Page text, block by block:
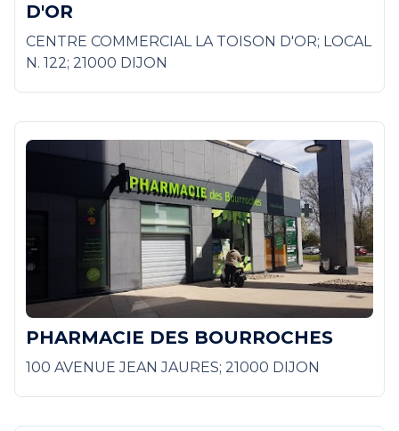
D'OR
CENTRE COMMERCIAL LA TOISON D'OR; LOCAL
N. 122; 21000 DIJON
PHARMACIE DES BOURROCHES
100 AVENUE JEAN JAURES; 21000 DIJON